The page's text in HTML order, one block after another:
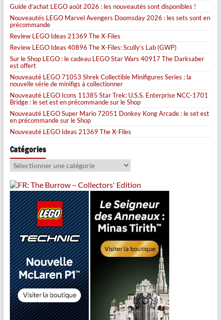
Guide d’achat LEGO août 2026 : les nouveautés sont disponibles !
Nouveautés LEGO Marvel Avengers Doomsday 2026 : les sets sont en
précommande
Review LEGO Ideas 21369 The X-Files
Review LEGO Ideas 40896 The X-Files: Scully’s Lab (GWP)
Sur le Shop LEGO : le cadeau LEGO Star Wars 40917 The Darksaber
est offert
Nouveauté LEGO 71053 Shrek Collectible Minifigures Series : la
nouvelle série de minifigs à collectionner
Nouveauté LEGO Icons 11385 Star Trek: U.S.S. Enterprise NCC-1701
Bridge : le set est en précommande sur le Shop
Nouveauté LEGO Super Mario 72051 Donkey Kong Arcade : le set est
en précommande sur le Shop
Nouveauté LEGO Ideas 21369 The X-Files
Catégories
Catégories